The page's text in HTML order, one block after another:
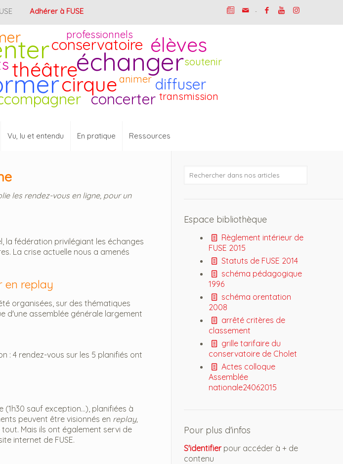
Adhérer à FUSE -
Vu, lu et entendu En pratique Ressources
élèves
diffuser
animer
soutenir
professionnels
cirque
concerter
théâtre
transmission
échanger
conservatoire
les rendez-vous en ligne, pour un
la fédération privilégiant les échanges
La crise actuelle nous a amenés
en replay
organisées, sur des thématiques
d'une assemblée générale largement
: 4 rendez-vous sur les 5 planifiés ont
sauf exception...), planifiées à
peuvent être visionnés en replay,
Mais ils ont également servi de
internet de FUSE.
Espace bibliothèque
Règlement intérieur de
FUSE 2015
Statuts de FUSE 2014
schéma pédagogique
1996
schéma orentation
2008
arrêté critères de
classement
grille tarifaire du
conservatoire de Cholet
Actes colloque
Assemblée
nationale24062015
Pour plus d'infos
S'identifierpour accéder à + de
contenu